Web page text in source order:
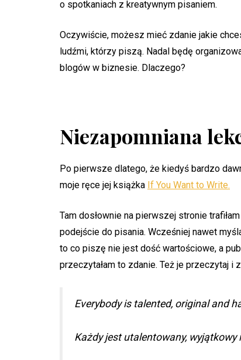
o spotkaniach z kreatywnym pisaniem.
Oczywiście, możesz mieć zdanie jakie
ludźmi, którzy piszą. Nadal będę
blogów w biznesie. Dlaczego?
Niezapomniana
Po pierwsze dlatego, że kiedyś bardzo
moje ręce jej książka If You Want to Write.
Tam dosłownie na pierwszej stronie
podejście do pisania. Wcześniej nawet
to co piszę nie jest dość wartościowe, a
przeczytałam to zdanie. Też je przeczytaj i
Everybody is talented, original and
Każdy jest utalentowany,